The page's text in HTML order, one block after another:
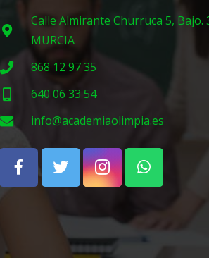
Calle Almirante Churruca 5, Bajo.
MURCIA
868 12 97 35
640 06 33 54
info@academiaolimpia.es